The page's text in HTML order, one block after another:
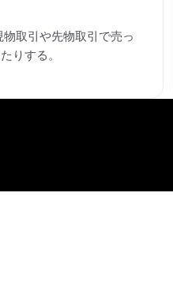
取引や先物取引で売っ
りする。